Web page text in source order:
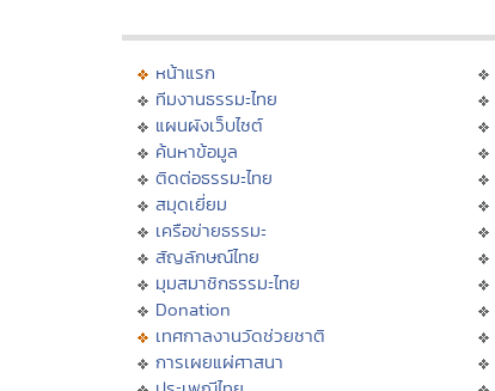
หน้าแรก
ทีมงานธรรมะไทย
แผนผังเว็บไซต์
ค้นหาข้อมูล
ติดต่อธรรมะไทย
สมุดเยี่ยม
เครือข่ายธรรมะ
สัญลักษณ์ไทย
มุมสมาชิกธรรมะไทย
Donation
เทศกาลงานวัดช่วยชาติ
การเผยแผ่ศาสนา